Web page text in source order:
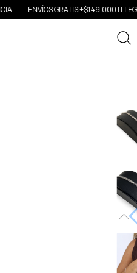
GRATIS +$149.000 | LLEGA HOY